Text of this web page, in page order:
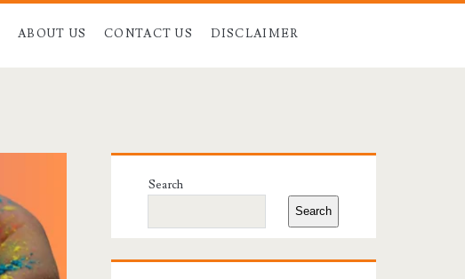
ABOUT US CONTACT US DISCLAIMER
Primary
Sidebar
Search
Search